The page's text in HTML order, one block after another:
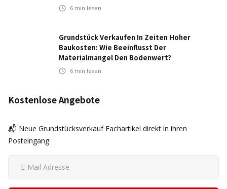
6 min lesen
Grundstück Verkaufen In Zeiten Hoher
Baukosten: Wie Beeinflusst Der
Materialmangel Den Bodenwert?
6 min lesen
Kostenlose Angebote
📬 Neue Grundstücksverkauf Fachartikel direkt in ihren
Posteingang